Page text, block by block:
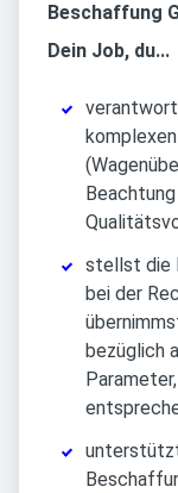
Beschaffung
Dein Job, du...
stellst die
bei der
bezüglich